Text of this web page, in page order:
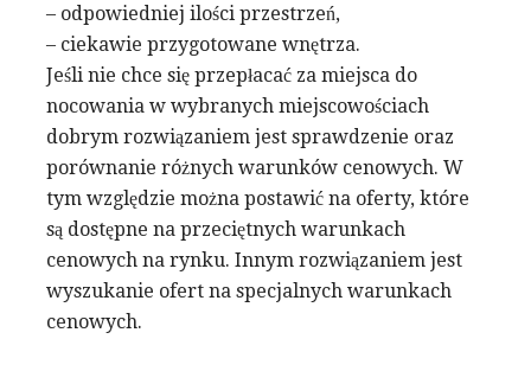
– odpowiedniej ilości przestrzeń,
– ciekawie przygotowane wnętrza.
Jeśli nie chce się przepłacać za miejsca do
nocowania w wybranych miejscowościach
dobrym rozwiązaniem jest sprawdzenie oraz
porównanie różnych warunków cenowych. W
tym względzie można postawić na oferty, które
są dostępne na przeciętnych warunkach
cenowych na rynku. Innym rozwiązaniem jest
wyszukanie ofert na specjalnych warunkach
cenowych.